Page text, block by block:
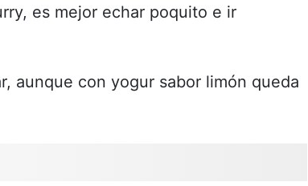
es mejor echar poquito e ir
aunque con yogur sabor limón queda